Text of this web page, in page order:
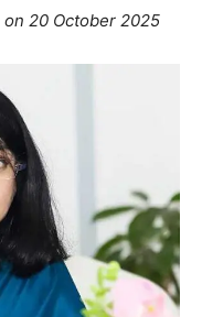
on 20 October 2025